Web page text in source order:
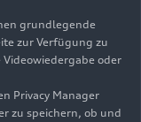
grundlegende
zur Verfügung zu
oder
Privacy Manager
zu speichern, ob und